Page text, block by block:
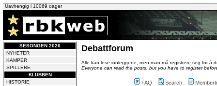
Uavhengig i 10069 dager
SESONGEN 2026
NYHETER
KAMPER
SPILLERE
KLUBBEN
HISTORIE
Debattforum
Alle kan lese innleggene, men man må registrere seg for å
Everyone can read the posts, but you have to register
FAQ Search